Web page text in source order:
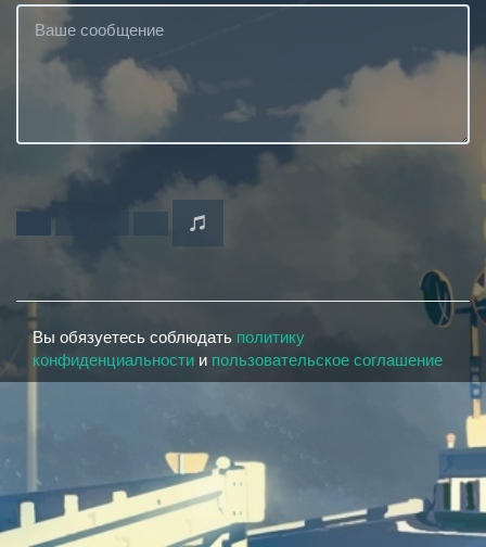
Вы обязуетесь соблюдать политику
конфиденциальности и пользовательское соглашение